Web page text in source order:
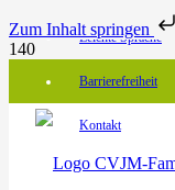
Zum Inhalt springen
Leichte Sprache
Barrierefreiheit
Kontakt